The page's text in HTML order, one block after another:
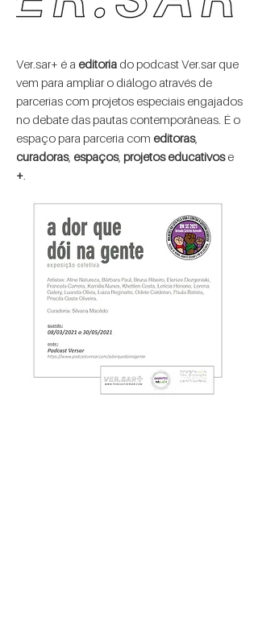
Ver.sar+ é a editoria do podcast Ver.sar que
vem para ampliar o diálogo através de
parcerias com projetos especiais engajados
no debate das pautas contemporâneas. É o
espaço para parceria com editoras,
curadoras, espaços, projetos educativose
+